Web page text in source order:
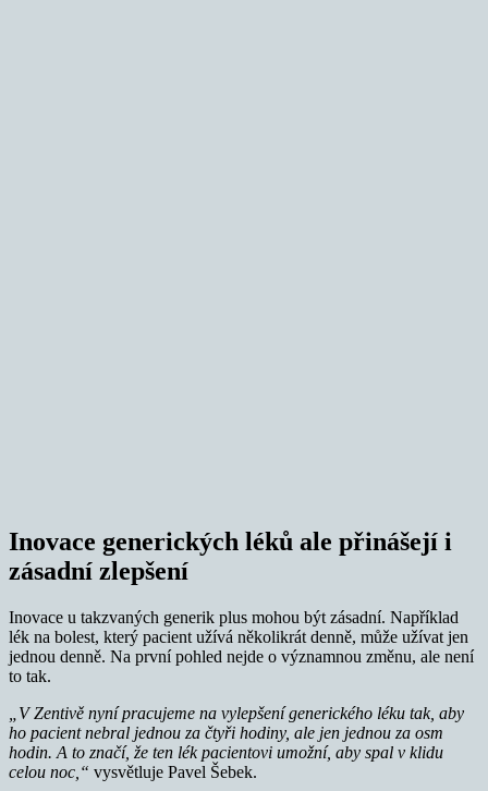
Inovace generických léků ale přinášejí i
zásadní zlepšení
Inovace u takzvaných generik plus mohou být zásadní. Například
lék na bolest, který pacient užívá několikrát denně, může užívat jen
jednou denně. Na první pohled nejde o významnou změnu, ale není
to tak.
„VZentivě nyní pracujeme na vylepšení generického léku tak, aby
ho pacient nebral jednou za čtyři hodiny, ale jen jednou za osm
hodin. A to značí, že ten lék pacientovi umožní, aby spal v klidu
celou noc,“ vysvětluje Pavel Šebek.